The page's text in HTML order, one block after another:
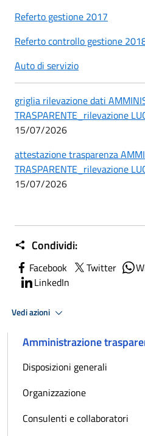
Referto gestione 2017
Referto controllo gestione
Auto di servizio
griglia rilevazione dati
TRASPARENTE_rilevazione
15/07/2026
attestazione trasparenza
TRASPARENTE_rilevazione
15/07/2026
Condividi:
Facebook Twitter
LinkedIn
Vedi azioni
Amministrazione
Disposizioni generali
Organizzazione
Consulenti e collaboratori